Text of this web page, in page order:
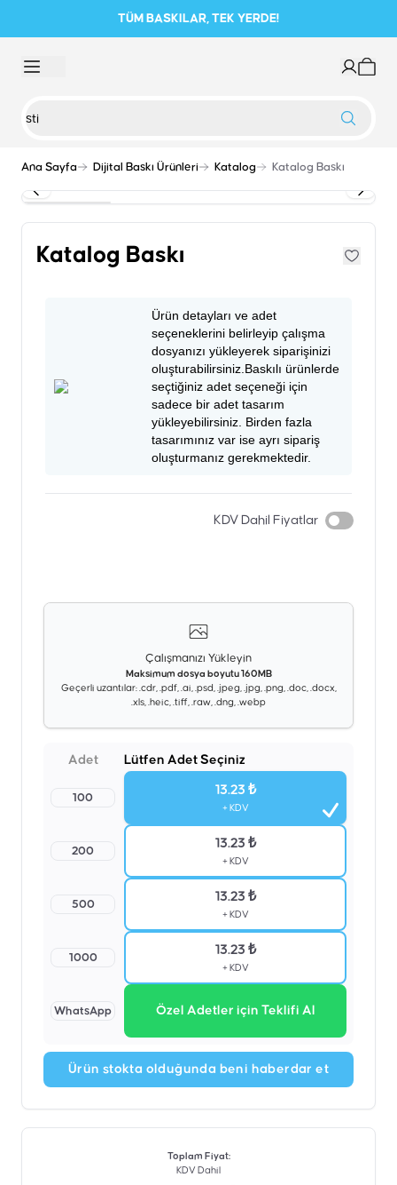
TÜM BASKILAR, TEK YERDE!
Ana Sayfa Dijital Baskı Ürünleri Katalog Katalog Baskı
Katalog Baskı
Ürün detayları ve adet
seçeneklerini belirleyip çalışma
dosyanızı yükleyerek siparişinizi
oluşturabilirsiniz.Baskılı ürünlerde
seçtiğiniz adet seçeneği için
sadece bir adet tasarım
yükleyebilirsiniz. Birden fazla
tasarımınız var ise ayrı sipariş
oluşturmanız gerekmektedir.
KDV Dahil Fiyatlar
Çalışmanızı Yükleyin
Maksimum dosya boyutu 160MB
Geçerli uzantılar: .cdr, .pdf, .ai, .psd, .jpeg, .jpg, .png, .doc, .docx,
.xls, .heic, .tiff, .raw, .dng, .webp
Adet Lütfen Adet Seçiniz
100
13.23 ₺
+ KDV
200
13.23 ₺
+ KDV
500
13.23 ₺
+ KDV
1000
13.23 ₺
+ KDV
WhatsApp Özel Adetler için Teklifi Al
Ürün stokta olduğunda beni haberdar et
Toplam Fiyat:
KDV Dahil